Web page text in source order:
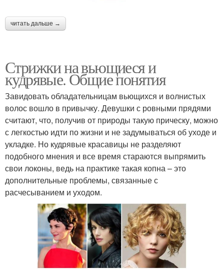
читать дальше →
Стрижки на вьющиеся и
кудрявые. Общие понятия
Завидовать обладательницам вьющихся и волнистых
волос вошло в привычку. Девушки с ровными прядями
считают, что, получив от природы такую прическу, можно
с легкостью идти по жизни и не задумываться об уходе и
укладке. Но кудрявые красавицы не разделяют
подобного мнения и все время стараются выпрямить
свои локоны, ведь на практике такая копна – это
дополнительные проблемы, связанные с
расчесыванием и уходом.